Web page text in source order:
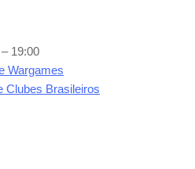
– 19:00
Wargames
Clubes Brasileiros